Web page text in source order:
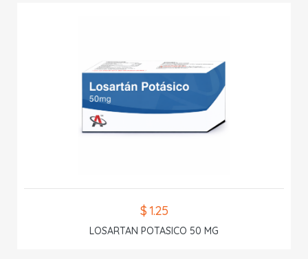
$ 1.25
LOSARTAN POTASICO 50 MG